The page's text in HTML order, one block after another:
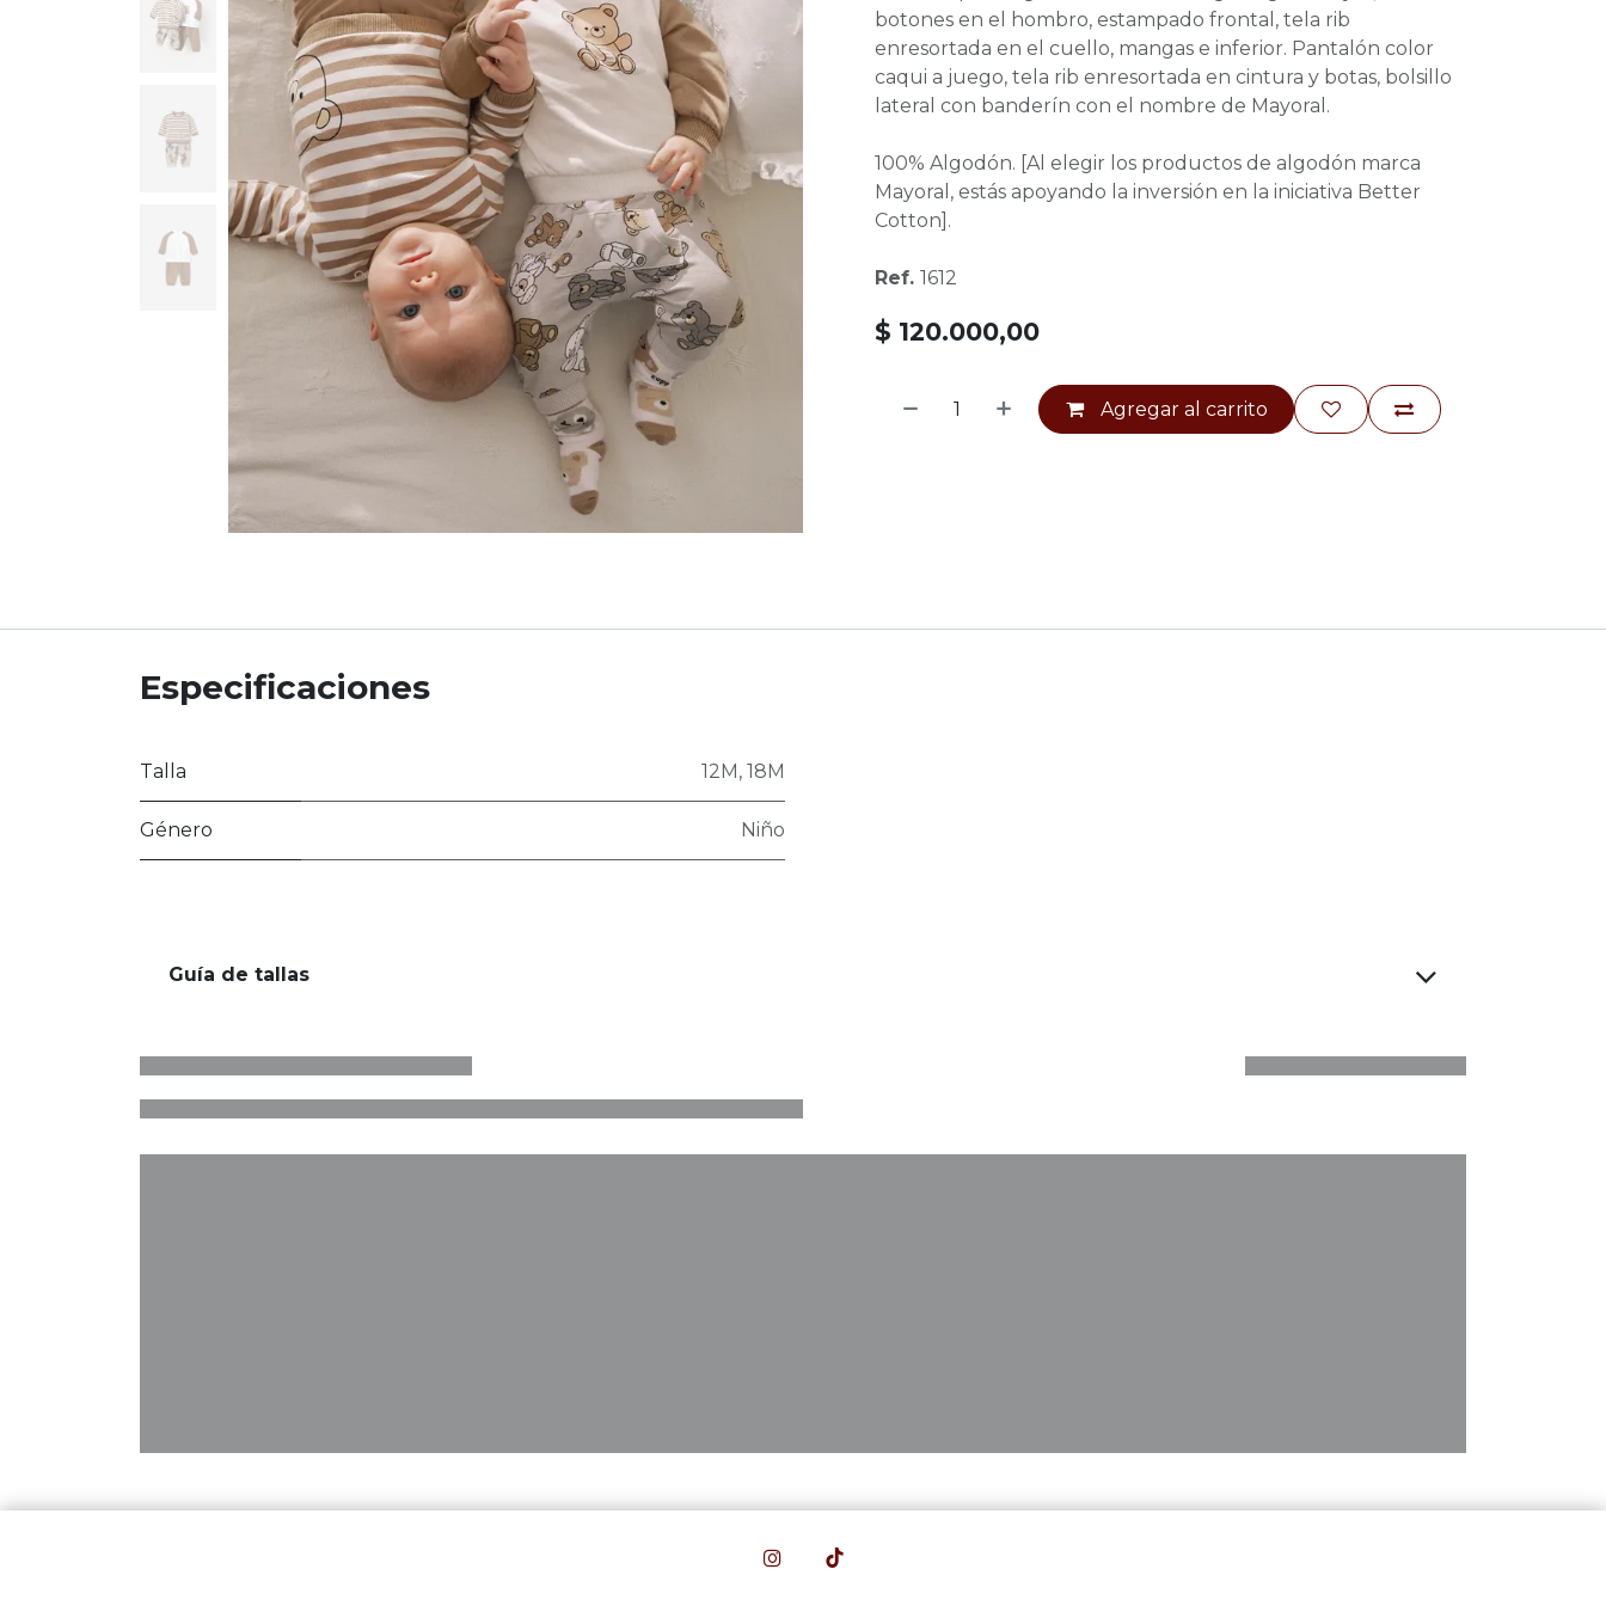
botones en el hombro, estampado frontal, tela rib
enresortada en el cuello, mangas e inferior. Pantalón color
caqui a juego, tela rib enresortada en cintura y botas, bolsillo
lateral con banderín con el nombre de Mayoral.
100% Algodón. [Al elegir los productos de algodón marca
Mayoral, estás apoyando la inversión en la iniciativa Better
Cotton].
Ref. 1612
$ 120.000,00
Agregar al carrito
Especificaciones
Talla 12M, 18M
Género Niño
Guía de tallas